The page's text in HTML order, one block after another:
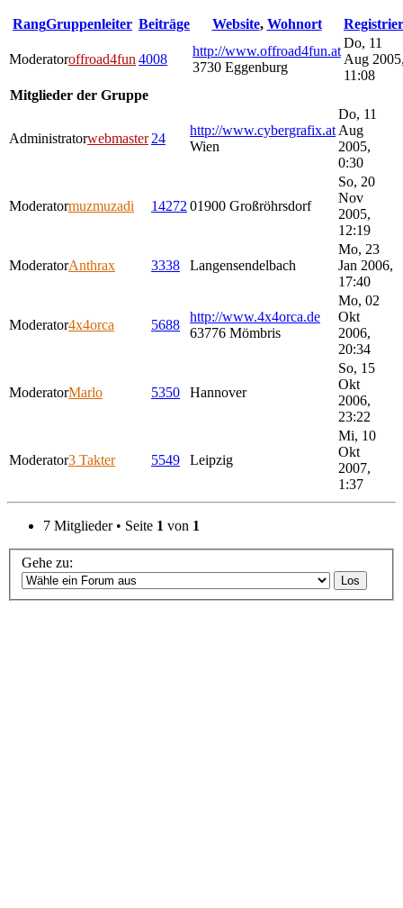
RangGruppenleiter Beiträge Website, Wohnort
Moderatoroffroad4fun 4008
http://www.offroad4fun.at
3730 Eggenburg
Do, 11
Aug
11:08
Mitglieder der Gruppe
Administratorwebmaster 24
http://www.cybergrafix.at
Wien
Do, 11
Aug
2005,
0:30
Moderatormuzmuzadi 14272 01900 Großröhrsdorf
So, 20
Nov
2005,
12:19
ModeratorAnthrax 3338 Langensendelbach
Mo, 23
Jan 2006,
17:40
Moderator4x4orca 5688
http://www.4x4orca.de
63776 Mömbris
Mo, 02
Okt
2006,
20:34
ModeratorMarlo 5350 Hannover
So, 15
Okt
2006,
23:22
Moderator3 Takter 5549 Leipzig
Mi, 10
Okt
2007,
1:37
7 Mitglieder • Seite 1 von 1
Gehe zu: